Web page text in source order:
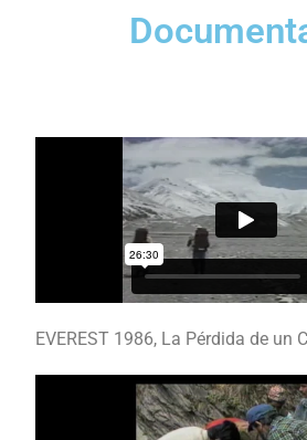
EVEREST 1986, La Pérdida de un